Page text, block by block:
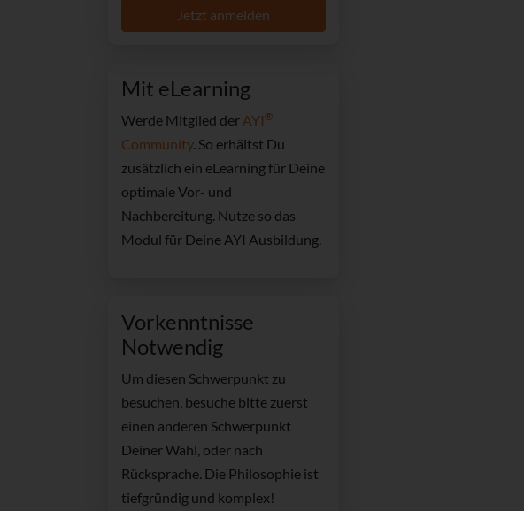
Jetzt anmelden
Mit eLearning
Werde Mitglied der AYI ®
Community. So erhältst Du
zusätzlich ein eLearning für Deine
optimale Vor- und
Nachbereitung. Nutze so das
Modul für Deine AYI Ausbildung.
Vorkenntnisse
Notwendig
Um diesen Schwerpunkt zu
besuchen, besuche bitte zuerst
einen anderen Schwerpunkt
Deiner Wahl, oder nach
Rücksprache. Die Philosophie ist
tiefgründig und komplex!